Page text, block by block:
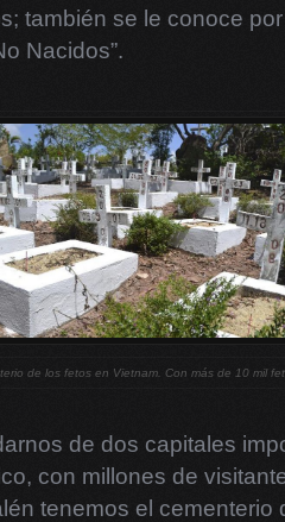
también se le conoce
Nacidos”.
de los fetos en Vietnam. Con más de 10 mil
de dos capitales
con millones de
tenemos el cementerio